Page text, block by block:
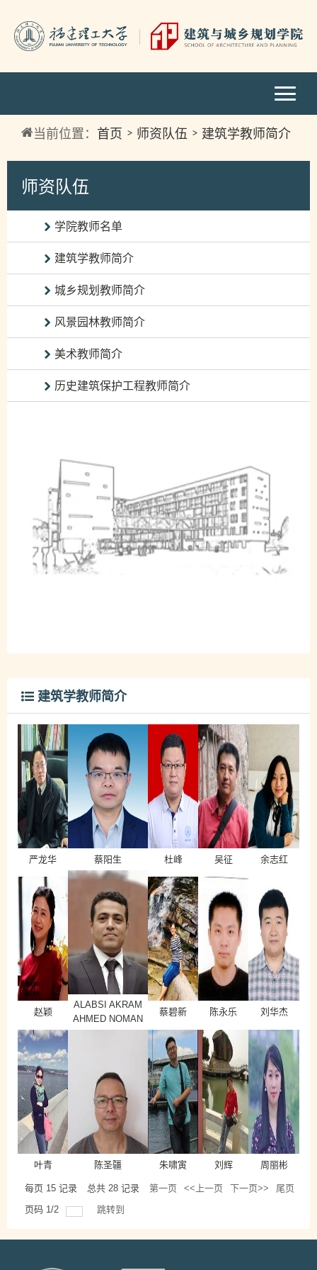
当前位置： 首页 师资队伍 建筑学教师简介
师资队伍
学院教师名单
建筑学教师简介
城乡规划教师简介
风景园林教师简介
美术教师简介
历史建筑保护工程教师简介
建筑学教师简介
严龙华 蔡阳生 杜峰 吴征 ​余志红
赵颖
ALABSI AKRAM
AHMED NOMAN
蔡碧新 陈永乐 刘华杰
叶青 陈圣疆 朱啸寅 刘辉 周丽彬
每页 15 记录 总共 28 记录 第一页 <<上一页 下一页>>
尾页
页码 1/2 跳转到